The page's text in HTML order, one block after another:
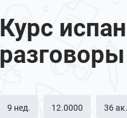
Курс
9 нед. 12.0000 36